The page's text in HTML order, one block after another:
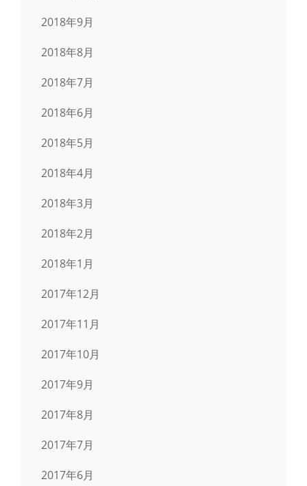
2018年9月
2018年8月
2018年7月
2018年6月
2018年5月
2018年4月
2018年3月
2018年2月
2018年1月
2017年12月
2017年11月
2017年10月
2017年9月
2017年8月
2017年7月
2017年6月